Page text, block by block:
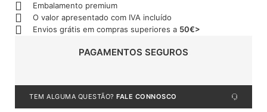
Embalamento premium
O valor apresentado com IVA incluído
Envios grátis em compras superiores a 50€>
PAGAMENTOS SEGUROS
TEM ALGUMA QUESTÃO? FALE CONNOSCO